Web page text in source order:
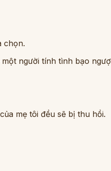
chọn.
người tính tình bạo
mẹ tôi đều sẽ bị thu hồi.